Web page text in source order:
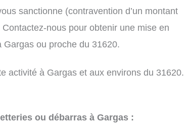
sanctionne (contravention d’un montant
nous pour obtenir une mise en
ou proche du 31620.
activité à Gargas et aux environs du 31620.
ou débarras à Gargas :